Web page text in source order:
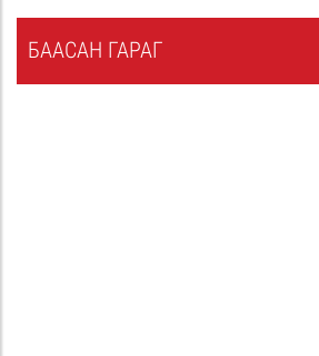
БААСАН ГАРАГ